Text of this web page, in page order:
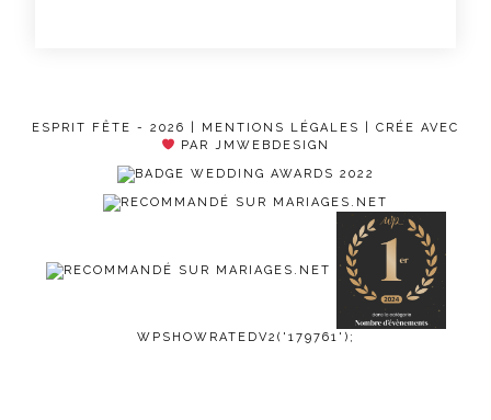
ESPRIT FÊTE - 2026 | MENTIONS LÉGALES
| CRÉE AVEC
PAR JMWEBDESIGN
WPSHOWRATEDV2('179761');